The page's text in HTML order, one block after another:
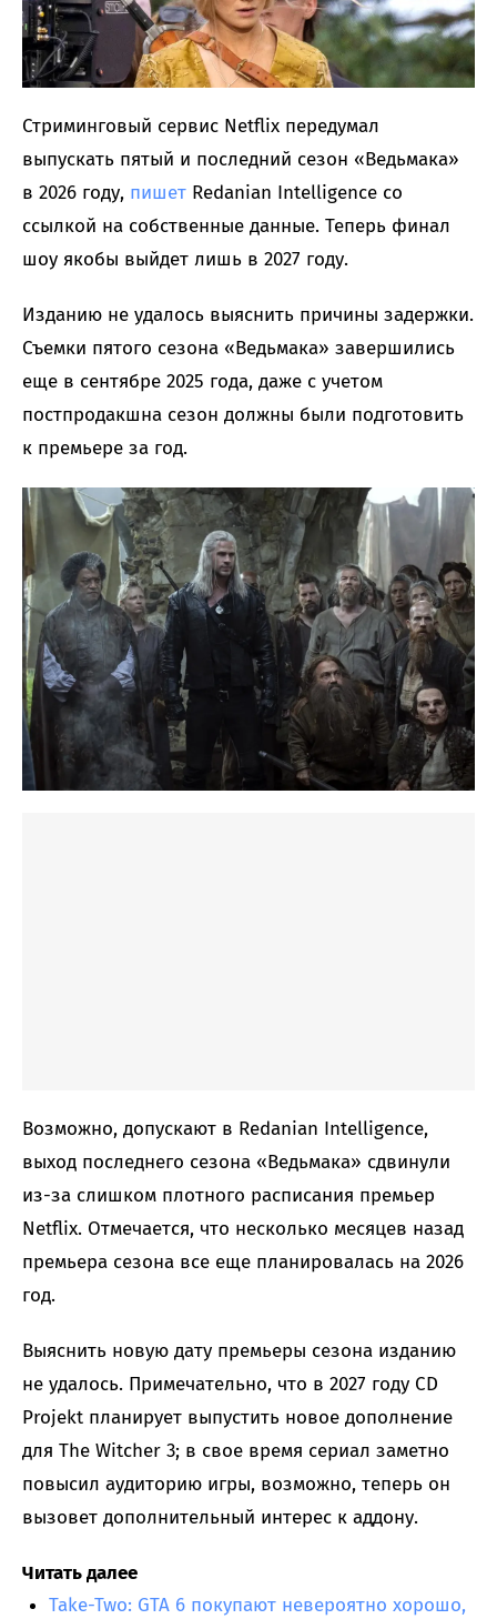
Стриминговый сервис Netflix передумал
выпускать пятый и последний сезон «Ведьмака»
в 2026 году, пишет Redanian Intelligence со
ссылкой на собственные данные. Теперь финал
шоу якобы выйдет лишь в 2027 году.
Изданию не удалось выяснить причины задержки.
Съемки пятого сезона «Ведьмака» завершились
еще в сентябре 2025 года, даже с учетом
постпродакшна сезон должны были подготовить
к премьере за год.
Возможно, допускают в Redanian Intelligence,
выход последнего сезона «Ведьмака» сдвинули
из-за слишком плотного расписания премьер
Netflix. Отмечается, что несколько месяцев назад
премьера сезона все еще планировалась на 2026
год.
Выяснить новую дату премьеры сезона изданию
не удалось. Примечательно, что в 2027 году CD
Projekt планирует выпустить новое дополнение
для The Witcher 3; в свое время сериал заметно
повысил аудиторию игры, возможно, теперь он
вызовет дополнительный интерес к аддону.
Читать далее
Take-Two: GTA 6 покупают невероятно хорошо,